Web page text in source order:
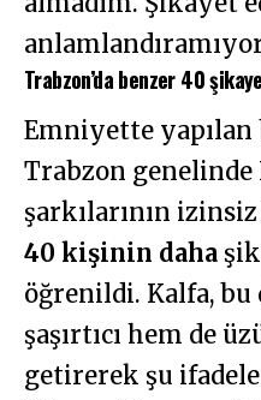
Trabzon’da benzer 40
Emniyette
Trabzon genelinde
şarkılarının
40 kişinin daha
öğrenildi. Kalfa,
şaşırtıcı hem de
getirerek şu